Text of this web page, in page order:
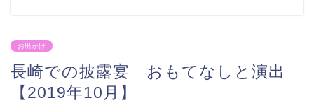
お出かけ
長崎での披露宴 おもてなしと演出
【2019年10月】